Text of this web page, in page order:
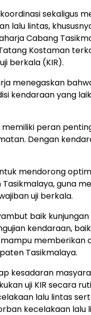
sekaligus
lalu lintas,
Cabang
Tatang Kostaman
berkala (KIR).
menegaskan
kendaraan yang
memiliki peran
Dengan
mendorong
guna
uji berkala.
baik
kendaraan,
Tasikmalaya.
kesadaran
uji KIR secara
lalu lintas
kecelakaan lalu